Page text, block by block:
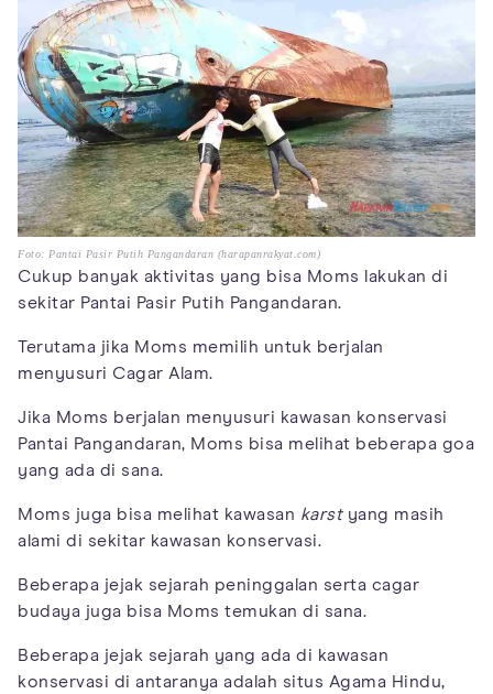
Foto: Pantai Pasir Putih Pangandaran (harapanrakyat.com)
Cukup banyak aktivitas yang bisa Moms lakukan di
sekitar Pantai Pasir Putih Pangandaran.
Terutama jika Moms memilih untuk berjalan
menyusuri Cagar Alam.
Jika Moms berjalan menyusuri kawasan konservasi
Pantai Pangandaran, Moms bisa melihat beberapa goa
yang ada di sana.
Moms juga bisa melihat kawasan karstyang masih
alami di sekitar kawasan konservasi.
Beberapa jejak sejarah peninggalan serta cagar
budaya juga bisa Moms temukan di sana.
Beberapa jejak sejarah yang ada di kawasan
konservasi di antaranya adalah situs Agama Hindu,